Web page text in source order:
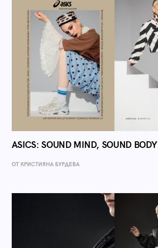
ASICS: SOUND MIND, SOUND BODY
ОТ КРИСТИЯНА БУРДЕВА